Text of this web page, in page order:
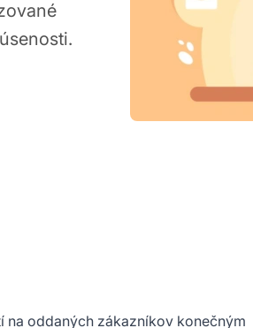
oddaných zákazníkov konečným